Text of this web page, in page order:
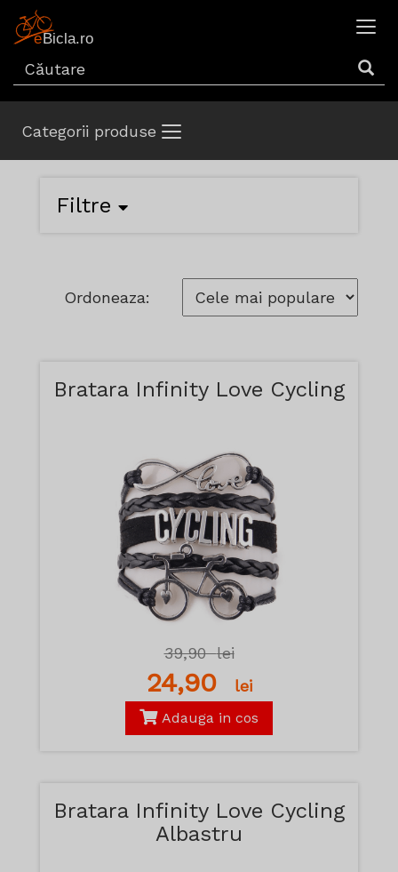
Categorii produse
Filtre
Ordoneaza:
Bratara Infinity Love Cycling
39,90lei
24,90 lei
Adauga in cos
Bratara Infinity Love Cycling
Albastru